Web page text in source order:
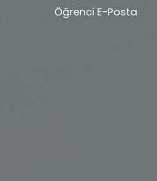
Öğrenci E-Posta